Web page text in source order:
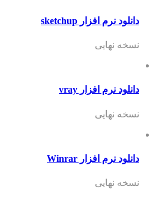
دانلود نرم افزار sketchup
نسخه نهایی
دانلود نرم افزار vray
نسخه نهایی
دانلود نرم افزار Winrar
نسخه نهایی